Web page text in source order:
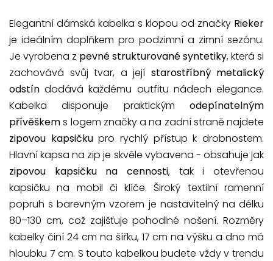
Elegantní dámská kabelka s klopou od značky Rieker
je ideálním doplňkem pro podzimní a zimní sezónu.
Je vyrobena z pevné strukturované syntetiky, která si
zachovává svůj tvar, a její starostříbný metalický
odstín dodává každému outfitu nádech elegance.
Kabelka disponuje praktickým odepínatelným
přívěškems logem značky a na zadní straně najdete
zipovou kapsičkupro rychlý přístup k drobnostem.
Hlavní kapsa na zip je skvěle vybavena - obsahuje jak
zipovou kapsičku na cennosti, tak i otevřenou
kapsičku na mobil či klíče. Široký textilní ramenní
popruh s barevným vzorem je nastavitelný na délku
80–130 cm, což zajišťuje pohodlné nošení. Rozměry
kabelky činí 24 cm na šířku, 17 cm na výšku a dno má
hloubku 7 cm. S touto kabelkou budete vždy v trendu